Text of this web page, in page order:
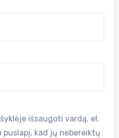
išsaugoti vardą, el.
kad jų nebereiktų